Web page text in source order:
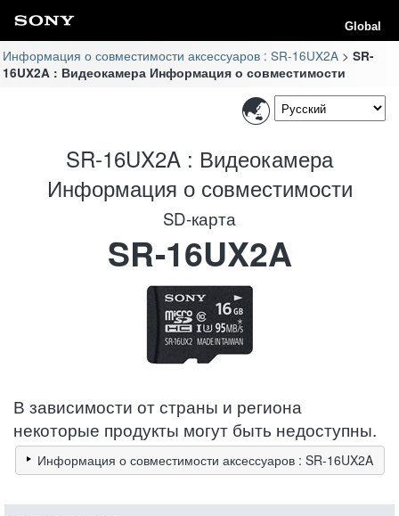
Global
Информация о совместимости аксессуаров : SR-16UX2A
SR-
16UX2A : Видеокамера Информация о совместимости
SR-16UX2A : Видеокамера
Информация о совместимости
SD-карта
SR-16UX2A
В зависимости от страны и региона
некоторые продукты могут быть недоступны.
Информация о совместимости аксессуаров : SR-16UX2A